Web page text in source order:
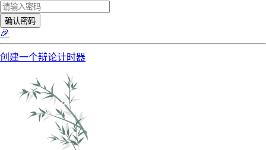
确认密码
🎉
创建一个辩论计时器